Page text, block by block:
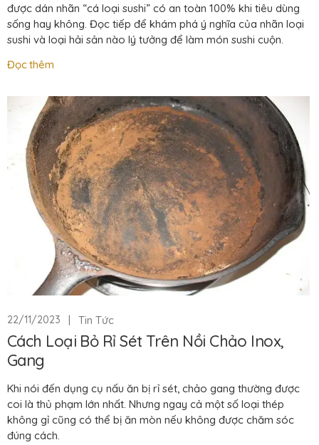
được dán nhãn “cá loại sushi” có an toàn 100% khi tiêu dùng
sống hay không. Đọc tiếp để khám phá ý nghĩa của nhãn loại
sushi và loại hải sản nào lý tưởng để làm món sushi cuộn.
Đọc thêm
22/11/2023 | Tin Tức
Cách Loại Bỏ Rỉ Sét Trên Nồi Chảo Inox,
Gang
Khi nói đến dụng cụ nấu ăn bị rỉ sét, chảo gang thường được
coi là thủ phạm lớn nhất. Nhưng ngay cả một số loại thép
không gỉ cũng có thể bị ăn mòn nếu không được chăm sóc
đúng cách.